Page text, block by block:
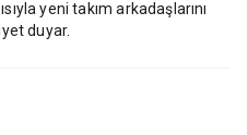
yeni takım arkadaşlarını
duyar.